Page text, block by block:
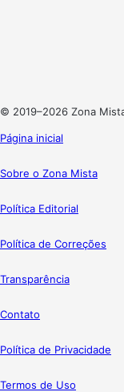
© 2019–2026 Zona
Página inicial
Sobre o Zona Mista
Política Editorial
Política de Correções
Transparência
Contato
Política de Privacidade
Termos de Uso